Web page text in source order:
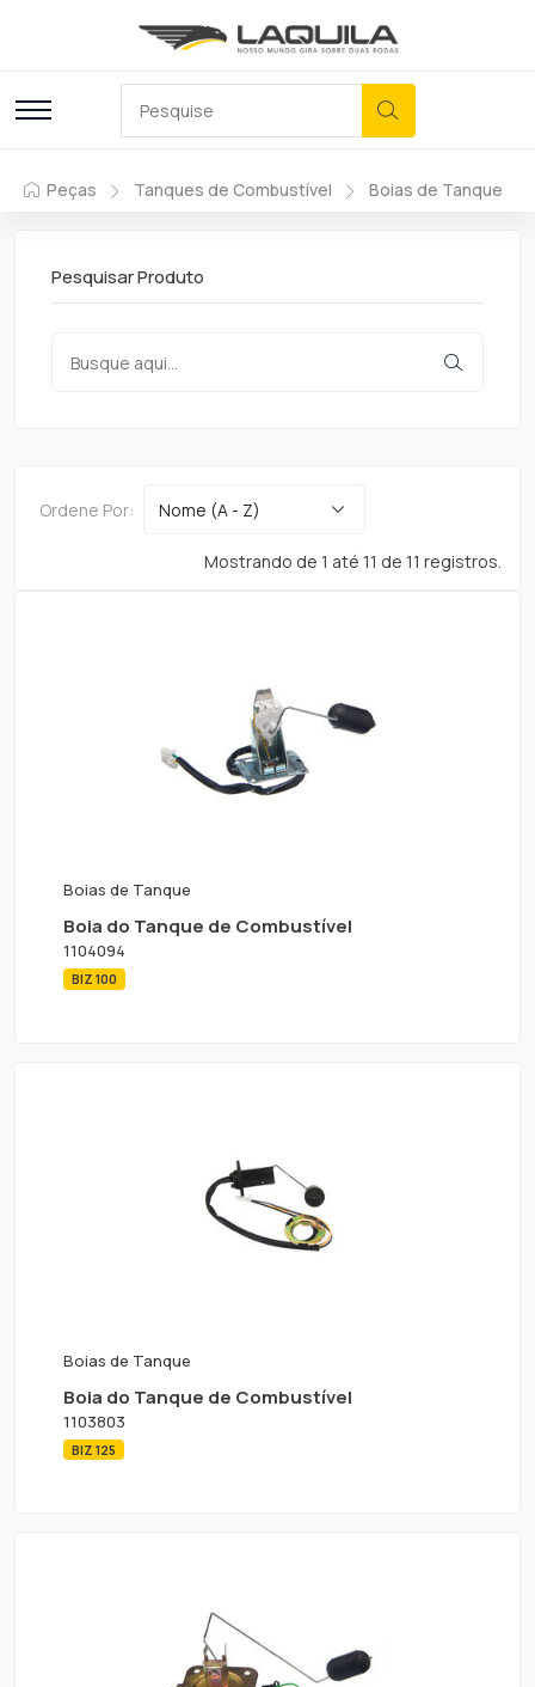
Peças Tanques de Combustível Boias de Tanque
Pesquisar Produto
Ordene Por:
Mostrando de 1 até 11 de 11 registros.
Boias de Tanque
Boia do Tanque de Combustível
1104094
BIZ 100
Boias de Tanque
Boia do Tanque de Combustível
1103803
BIZ 125